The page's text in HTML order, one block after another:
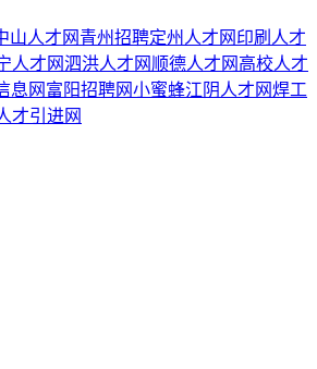
山人才网 青州招聘定州人才网 印刷人才
人才网泗洪人才网 顺德人才网 高校人才
息网 富阳招聘网小蜜蜂江阴人才网焊工
才引进网